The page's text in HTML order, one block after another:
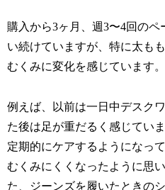
購入から3ヶ月、週3〜4回のペ
い続けていますが、特に太も
むくみに変化を感じています。
例えば、以前は一日中デスク
た後は足が重だるく感じていま
定期的にケアするようになって
むくみにくくなったように思
た、ジーンズを履いたときの